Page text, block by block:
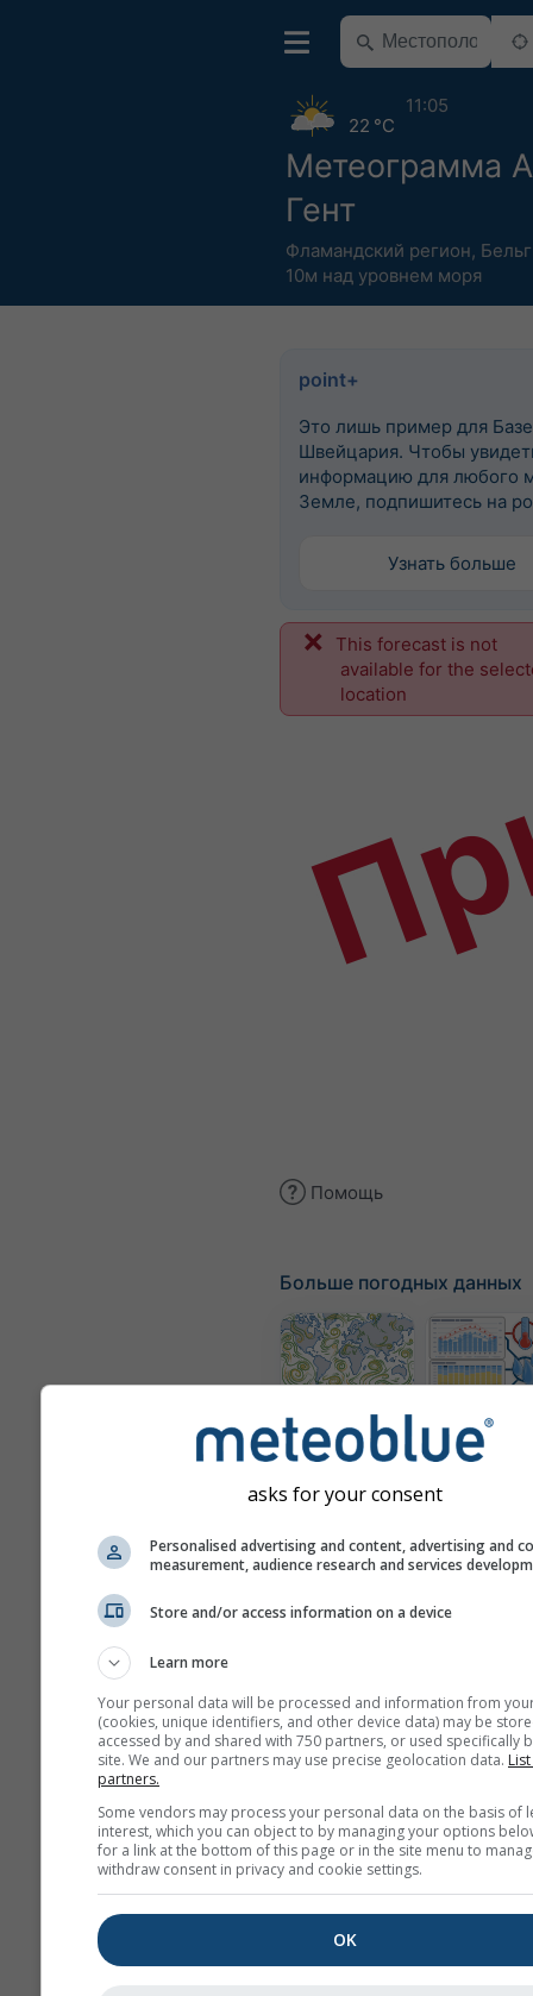
Метеограмма
Гент
Фламандский регион,
10м над уровнем моря
22 °C
11:05
point+
Это лишь пример для
Швейцария. Чтобы
информацию для любого
Земле, подпишитесь на
Узнать больше
This forecast is not
available for the
location
Помощь
Больше погодных данных
Карта ветра
Сезонный
asks for your consent
Personalised advertising and content, advertising and
measurement, audience research and services
Store and/or access information on a device
Learn more
Your personal data will be processed and information from
(cookies, unique identifiers, and other device data) may be
accessed by and shared with 750 partners, or used specifically
site. We and our partners may use precise geolocation data.
partners.
Some vendors may process your personal data on the basis of
interest, which you can object to by managing your options
for a link at the bottom of this page or in the site menu to
withdraw consent in privacy and cookie settings.
OK